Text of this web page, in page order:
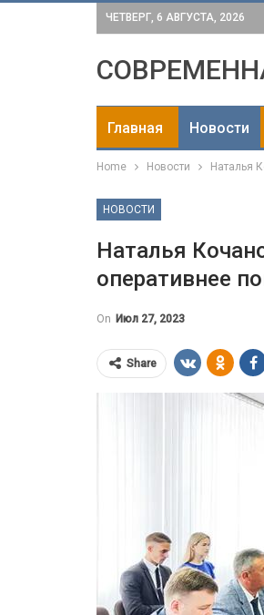
ЧЕТВЕРГ, 6 АВГУСТА, 2026
Главная Новости
Home Новости Наталья
НОВОСТИ
Наталья
оперативнее
On Июл 27, 2023
Share